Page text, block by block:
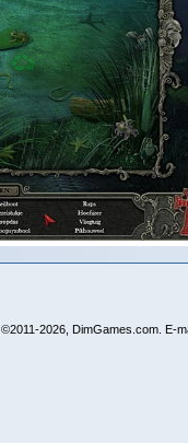
©2011-2026, DimGames.com. E-